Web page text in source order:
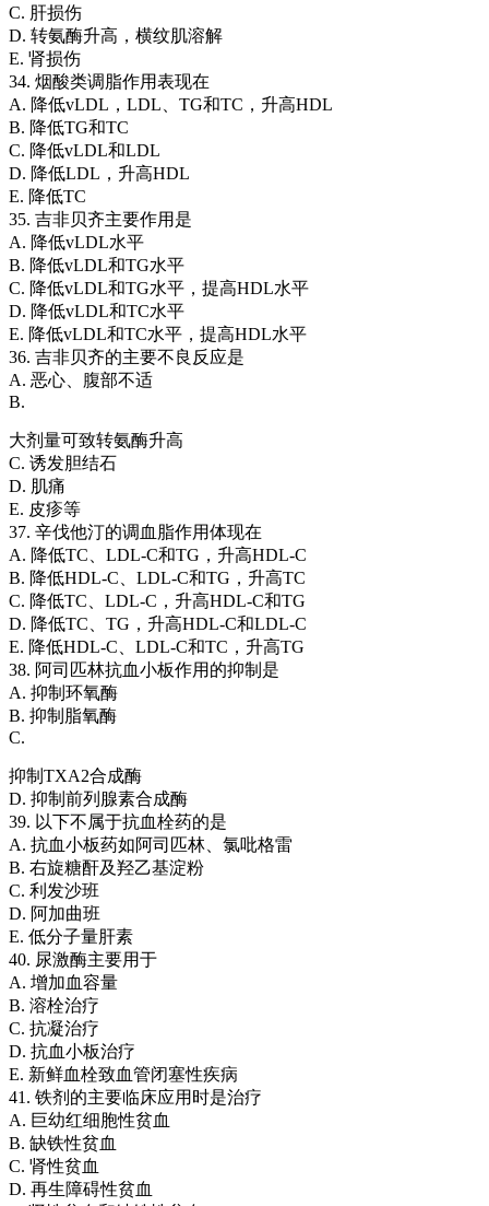
C. 肝损伤
D. 转氨酶升高，横纹肌溶解
E. 肾损伤
34. 烟酸类调脂作用表现在
A. 降低vLDL，LDL、TG和TC，升高HDL
B. 降低TG和TC
C. 降低vLDL和LDL
D. 降低LDL，升高HDL
E. 降低TC
35. 吉非贝齐主要作用是
A. 降低vLDL水平
B. 降低vLDL和TG水平
C. 降低vLDL和TG水平，提高HDL水平
D. 降低vLDL和TC水平
E. 降低vLDL和TC水平，提高HDL水平
36. 吉非贝齐的主要不良反应是
A. 恶心、腹部不适
B.
大剂量可致转氨酶升高
C. 诱发胆结石
D. 肌痛
E. 皮疹等
37. 辛伐他汀的调血脂作用体现在
A. 降低TC、LDL-C和TG，升高HDL-C
B. 降低HDL-C、LDL-C和TG，升高TC
C. 降低TC、LDL-C，升高HDL-C和TG
D. 降低TC、TG，升高HDL-C和LDL-C
E. 降低HDL-C、LDL-C和TC，升高TG
38. 阿司匹林抗血小板作用的抑制是
A. 抑制环氧酶
B. 抑制脂氧酶
C.
抑制TXA2合成酶
D. 抑制前列腺素合成酶
39. 以下不属于抗血栓药的是
A. 抗血小板药如阿司匹林、氯吡格雷
B. 右旋糖酐及羟乙基淀粉
C. 利发沙班
D. 阿加曲班
E. 低分子量肝素
40. 尿激酶主要用于
A. 增加血容量
B. 溶栓治疗
C. 抗凝治疗
D. 抗血小板治疗
E. 新鲜血栓致血管闭塞性疾病
41. 铁剂的主要临床应用时是治疗
A. 巨幼红细胞性贫血
B. 缺铁性贫血
C. 肾性贫血
D. 再生障碍性贫血